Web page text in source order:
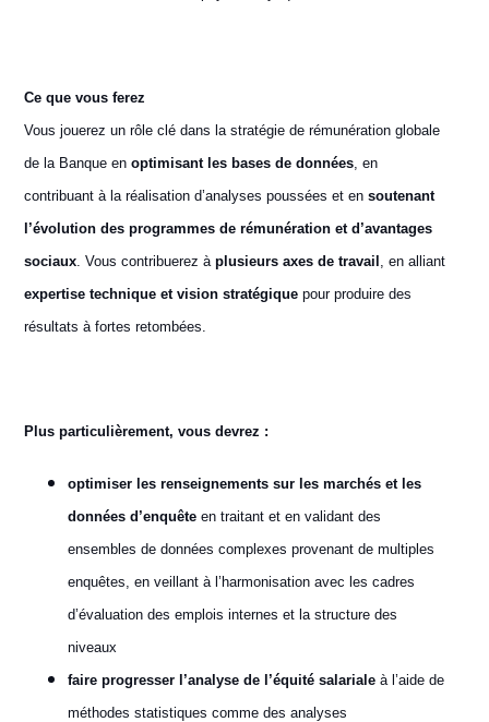
Ce que vous ferez
Vous jouerez un rôle clé dans la stratégie de rémunération globale
de la Banque en optimisant les bases de données, en
contribuant à la réalisation d’analyses poussées et ensoutenant
l’évolution des programmes de rémunération et d’avantages
sociaux. Vous contribuerez à plusieurs axes de travail , en alliant
expertise technique et vision stratégiquepour produire des
résultats à fortes retombées.
Plus particulièrement, vous devrez :
optimiser les renseignements sur les marchés et les
données d’enquêteen traitant et en validant des
ensembles de données complexes provenant de multiples
enquêtes, en veillant à l’harmonisation avec les cadres
d’évaluation des emplois internes et la structure des
niveaux
faire progresser l’analyse de l’équité salarialeà l’aide de
méthodes statistiques comme des analyses